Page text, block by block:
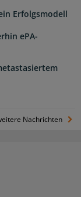
Erfolgsmodell
ePA-
Nachrichten